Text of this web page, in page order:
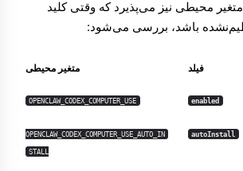
محیطی نیز می‌پذیرد که وقتی کلید
باشد، بررسی می‌شود:
فیلد متغیر محیطی
enabled
OPENCLAW_CODEX_COMPUTER_USE
autoInstall
OPENCLAW_CODEX_COMPUTER_USE_AUTO_IN
STALL